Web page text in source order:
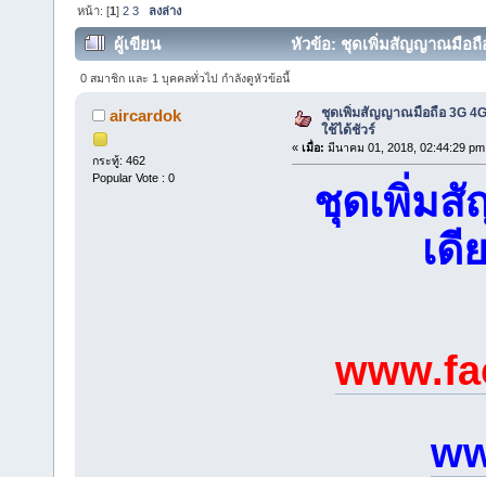
หน้า: [1]2 3 ลงล่าง
ผู้เขียน หัวข้อ: ชุดเพิ่มสัญญาณมือถือ
0 สมาชิก และ 1 บุคคลทั่วไป กำลังดูหัวข้อนี้
aircardok
กระทู้: 462
Popular Vote : 0
ชุดเพิ่มสัญญาณมือถือ 3G
ใช้ได้ชัวร์
« เมื่อ: มีนาคม 01, 2018, 02:44:29
ชุดเพิ่ม
เดี